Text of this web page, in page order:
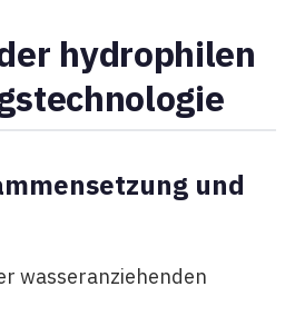
hydrophilen
und
wasseranziehenden